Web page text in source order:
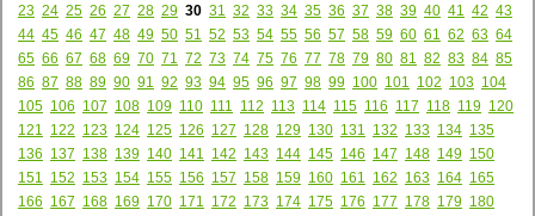
23 24 25 26 27 28 29 30 31 32 33 34 35 36 37 38 39 40 41 42 43
44 45 46 47 48 49 50 51 52 53 54 55 56 57 58 59 60 61 62 63 64
65 66 67 68 69 70 71 72 73 74 75 76 77 78 79 80 81 82 83 84 85
86 87 88 89 90 91 92 93 94 95 96 97 98 99 100 101 102 103 104
105 106 107 108 109 110 111 112 113 114 115 116 117 118 119 120
121
122 123 124 125 126 127 128 129 130 131 132 133 134 135
136 137 138 139 140 141 142 143 144 145 146 147 148 149 150
151
152 153 154 155 156 157 158 159 160 161 162 163 164 165
166 167 168 169 170 171 172 173 174 175 176 177 178 179 180